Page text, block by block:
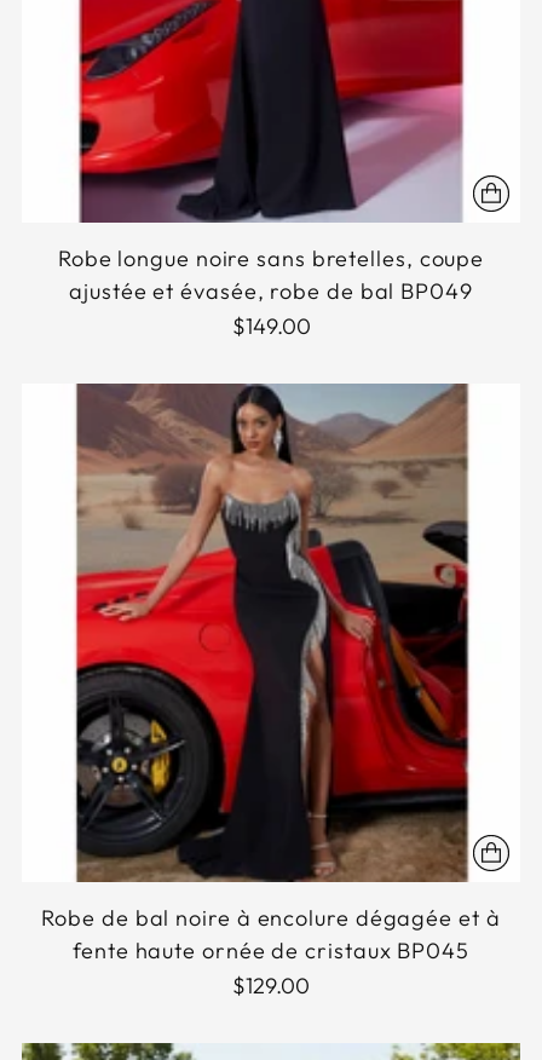
Robe longue noire sans bretelles, coupe
ajustée et évasée, robe de bal BP049
$149.00
Robe de bal noire à encolure dégagée et à
fente haute ornée de cristaux BP045
$129.00